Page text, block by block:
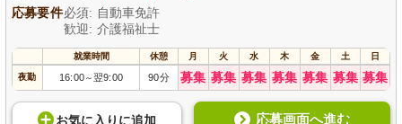
応募要件必須: 自動車免許
歓迎: 介護福祉士
就業時間 休憩 月 火 水 木 金 土 日
夜勤 16:00～翌9:00 90分 募集 募集 募集 募集 募集 募集 募集
お気に入り に追加 応募画面へ進む